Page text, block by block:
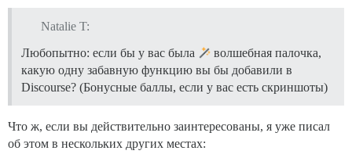
Natalie T:
Любопытно: если бы у вас была
волшебная палочка,
какую одну забавную функцию вы бы добавили в
Discourse? (Бонусные баллы, если у вас есть скриншоты)
Что ж, если вы действительно заинтересованы, я уже писал
об этом в нескольких других местах: